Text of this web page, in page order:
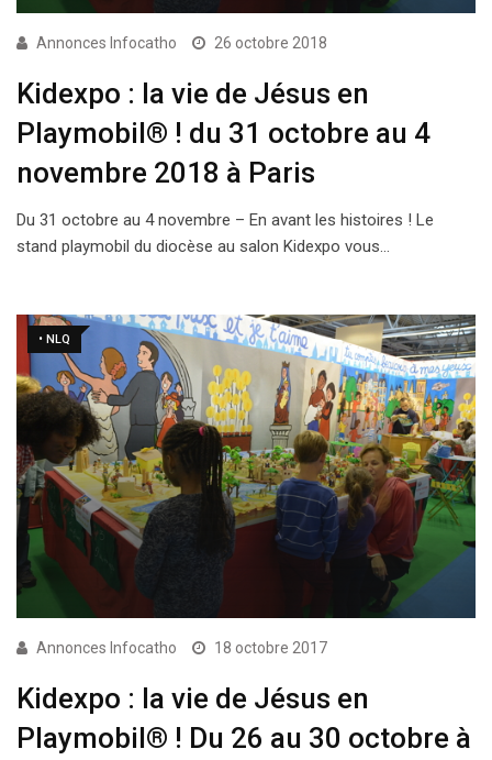
Annonces Infocatho 26 octobre 2018
Kidexpo : la vie de Jésus en
Playmobil® ! du 31 octobre au 4
novembre 2018 à Paris
Du 31 octobre au 4 novembre – En avant les histoires ! Le
stand playmobil du diocèse au salon Kidexpo vous…
• NLQ
Annonces Infocatho 18 octobre 2017
Kidexpo : la vie de Jésus en
Playmobil® ! Du 26 au 30 octobre à